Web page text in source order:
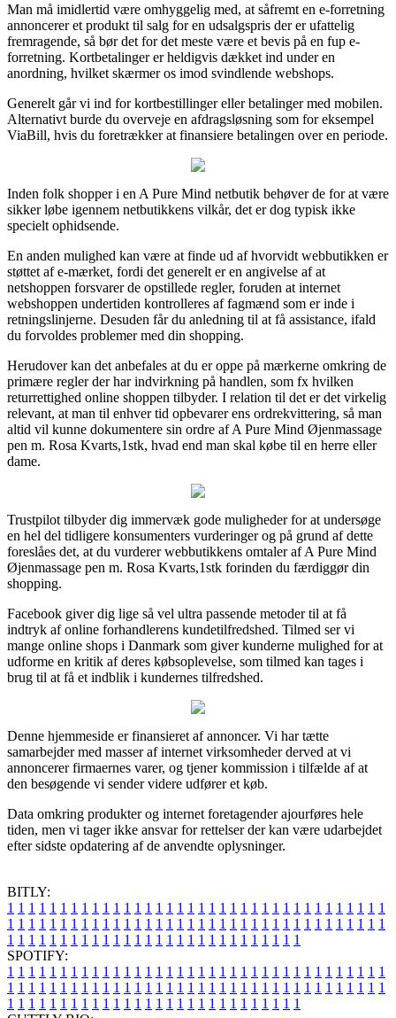
Man må imidlertid være omhyggelig med, at såfremt en e-forretning
annoncerer et produkt til salg for en udsalgspris der er ufattelig
fremragende, så bør det for det meste være et bevis på en fup e-
forretning. Kortbetalinger er heldigvis dækket ind under en
anordning, hvilket skærmer os imod svindlende webshops.
Generelt går vi ind for kortbestillinger eller betalinger med mobilen.
Alternativt burde du overveje en afdragsløsning som for eksempel
ViaBill, hvis du foretrækker at finansiere betalingen over en periode.
Inden folk shopper i en A Pure Mind netbutik behøver de for at være
sikker løbe igennem netbutikkens vilkår, det er dog typisk ikke
specielt ophidsende.
En anden mulighed kan være at finde ud af hvorvidt webbutikken er
støttet af e-mærket, fordi det generelt er en angivelse af at
netshoppen forsvarer de opstillede regler, foruden at internet
webshoppen undertiden kontrolleres af fagmænd som er inde i
retningslinjerne. Desuden får du anledning til at få assistance, ifald
du forvoldes problemer med din shopping.
Herudover kan det anbefales at du er oppe på mærkerne omkring de
primære regler der har indvirkning på handlen, som fx hvilken
returrettighed online shoppen tilbyder. I relation til det er det virkelig
relevant, at man til enhver tid opbevarer ens ordrekvittering, så man
altid vil kunne dokumentere sin ordre af A Pure Mind Øjenmassage
pen m. Rosa Kvarts,1stk, hvad end man skal købe til en herre eller
dame.
Trustpilot tilbyder dig immervæk gode muligheder for at undersøge
en hel del tidligere konsumenters vurderinger og på grund af dette
foreslåes det, at du vurderer webbutikkens omtaler af A Pure Mind
Øjenmassage pen m. Rosa Kvarts,1stk forinden du færdiggør din
shopping.
Facebook giver dig lige så vel ultra passende metoder til at få
indtryk af online forhandlerens kundetilfredshed. Tilmed ser vi
mange online shops i Danmark som giver kunderne mulighed for at
udforme en kritik af deres købsoplevelse, som tilmed kan tages i
brug til at få et indblik i kundernes tilfredshed.
Denne hjemmeside er finansieret af annoncer. Vi har tætte
samarbejder med masser af internet virksomheder derved at vi
annoncerer firmaernes varer, og tjener kommission i tilfælde af at
den besøgende vi sender videre udfører et køb.
Data omkring produkter og internet foretagender ajourføres hele
tiden, men vi tager ikke ansvar for rettelser der kan være udarbejdet
efter sidste opdatering af de anvendte oplysninger.
BITLY:
1 1 1 1 1 1 1 1 1 1 1 1 1 1 1 1 1 1 1 1 1 1 1 1 1 1 1 1 1 1 1 1 1 1 1 1
1 1 1 1 1 1 1 1 1 1 1 1 1 1 1 1 1 1 1 1 1 1 1 1 1 1 1 1 1 1 1 1 1 1 1 1
1 1 1 1 1 1 1 1 1 1 1 1 1 1 1 1 1 1 1 1 1 1 1 1 1 1 1 1
SPOTIFY:
1 1 1 1 1 1 1 1 1 1 1 1 1 1 1 1 1 1 1 1 1 1 1 1 1 1 1 1 1 1 1 1 1 1 1 1
1 1 1 1 1 1 1 1 1 1 1 1 1 1 1 1 1 1 1 1 1 1 1 1 1 1 1 1 1 1 1 1 1 1 1 1
1 1 1 1 1 1 1 1 1 1 1 1 1 1 1 1 1 1 1 1 1 1 1 1 1 1 1 1